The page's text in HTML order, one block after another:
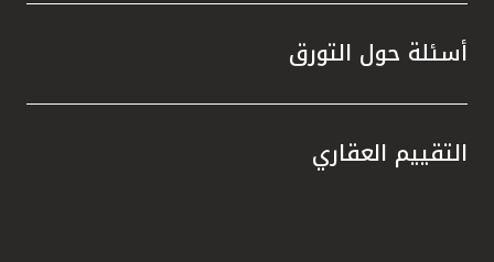
أسئلة حول التورق
التقييم العقاري